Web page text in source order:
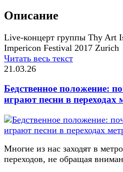
Описание
Live-концерт группы Thy Art
Impericon Festival 2017 Zurich
Читать весь текст
21.03.26
Бедственное положение:
играют песни в переходах
Многие из нас заходят в
переходов, не обращая